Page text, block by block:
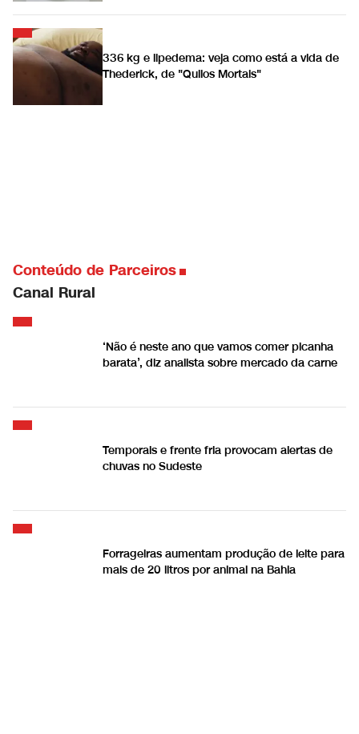
336 kg e lipedema: veja como está a vida de
Thederick, de "Quilos Mortais"
Conteúdo de Parceiros
Canal Rural
‘Não é neste ano que vamos comer picanha
barata’, diz analista sobre mercado da carne
Temporais e frente fria provocam alertas de
chuvas no Sudeste
Forrageiras aumentam produção de leite para
mais de 20 litros por animal na Bahia